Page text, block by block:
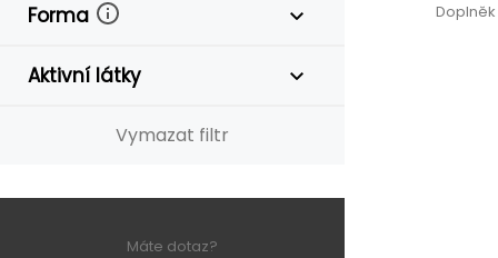
Forma
Aktivní látky
Vymazat filtr
Máte dotaz?